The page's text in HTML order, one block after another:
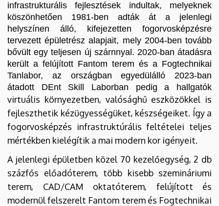
infrastrukturális fejlesztések indultak, melyeknek
köszönhetően 1981-ben adták át a jelenlegi
helyszínen álló, kifejezetten fogorvosképzésre
tervezett épületrész alapjait, mely 2004-ben tovább
bővült egy teljesen új szárnnyal. 2020-ban átadásra
került a felújított Fantom terem és a Fogtechnikai
Tanlabor, az országban egyedülálló 2023-ban
átadott DEnt Skill Laborban pedig a hallgatók
virtuális környezetben, valósághű eszközökkel is
fejleszthetik kézügyességüket, készségeiket. Így a
fogorvosképzés infrastruktúrális feltételei teljes
mértékben kielégítik a mai modern kor igényeit.
A jelenlegi épületben közel 70 kezelőegység, 2 db
százfős előadóterem, több kisebb szemináriumi
terem, CAD/CAM oktatóterem, felújított és
modernül felszerelt Fantom terem és Fogtechnikai